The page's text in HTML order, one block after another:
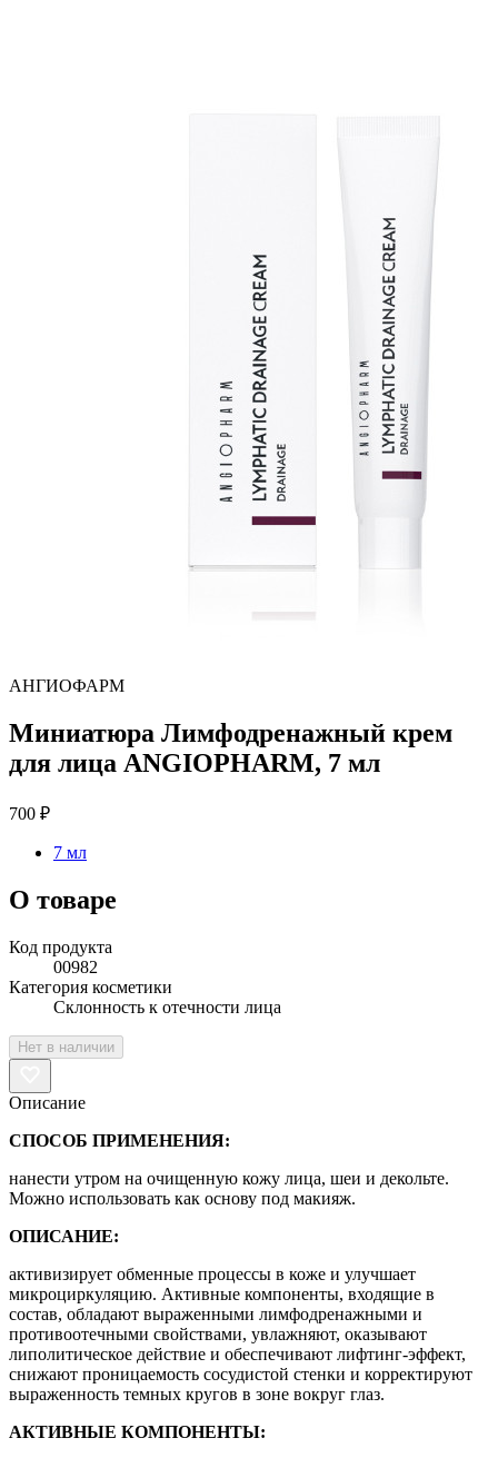
АНГИОФАРМ
Миниатюра Лимфодренажный крем
для лица ANGIOPHARM, 7 мл
700 ₽
7 мл
О товаре
Код продукта
00982
Категория косметики
Склонность к отечности лица
Нет в наличии
Описание
СПОСОБ ПРИМЕНЕНИЯ:
нанести утром на очищенную кожу лица, шеи и декольте.
Можно использовать как основу под макияж.
ОПИСАНИЕ:
активизирует обменные процессы в коже и улучшает
микроциркуляцию. Активные компоненты, входящие в
состав, обладают выраженными лимфодренажными и
противоотечными свойствами, увлажняют, оказывают
липолитическое действие и обеспечивают лифтинг-эффект,
снижают проницаемость сосудистой стенки и корректируют
выраженность темных кругов в зоне вокруг глаз.
АКТИВНЫЕ КОМПОНЕНТЫ: